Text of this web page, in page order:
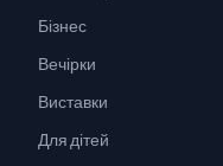
Бізнес
Вечірки
Виставки
Для дітей